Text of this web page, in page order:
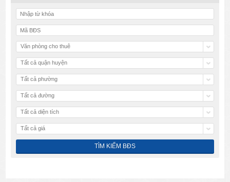
Văn phòng cho thuê
Tất cả quận huyện
Tất cả phường
Tất cả đường
Tất cả diện tích
Tất cả giá